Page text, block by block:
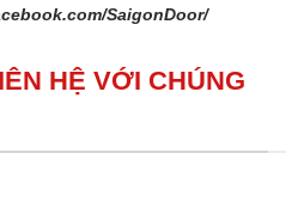
SaigonDoor/
HỆ VỚI CHÚNG